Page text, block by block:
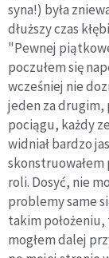
syna!) była
dłuższy czas
"Pewnej
poczułem się
wcześniej nie
jeden za drugim,
pociągu, każdy
widniał bardzo
roli. Dosyć, nie
problemy same
takim położeniu,
mogłem dalej